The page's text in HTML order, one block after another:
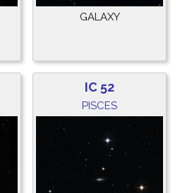
GALAXY
IC 52
PISCES